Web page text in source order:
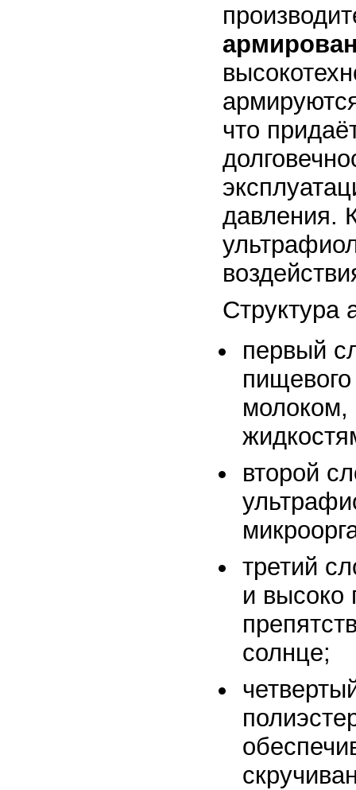
что
давления.
Структура
первый
пищевого
молоком,
второй
третий
и высоко
солнце;